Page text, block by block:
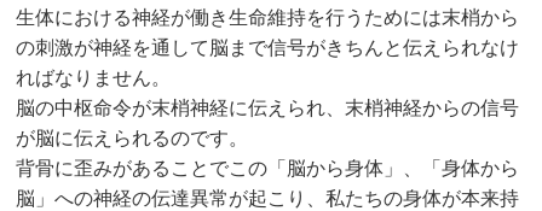
生体における神経が働き生命維持を行うためには末梢から
の刺激が神経を通して脳まで信号がきちんと伝えられなけ
ればなりません。
脳の中枢命令が末梢神経に伝えられ、末梢神経からの信号
が脳に伝えられるのです。
背骨に歪みがあることでこの「脳から身体」、「身体から
脳」への神経の伝達異常が起こり、私たちの身体が本来持